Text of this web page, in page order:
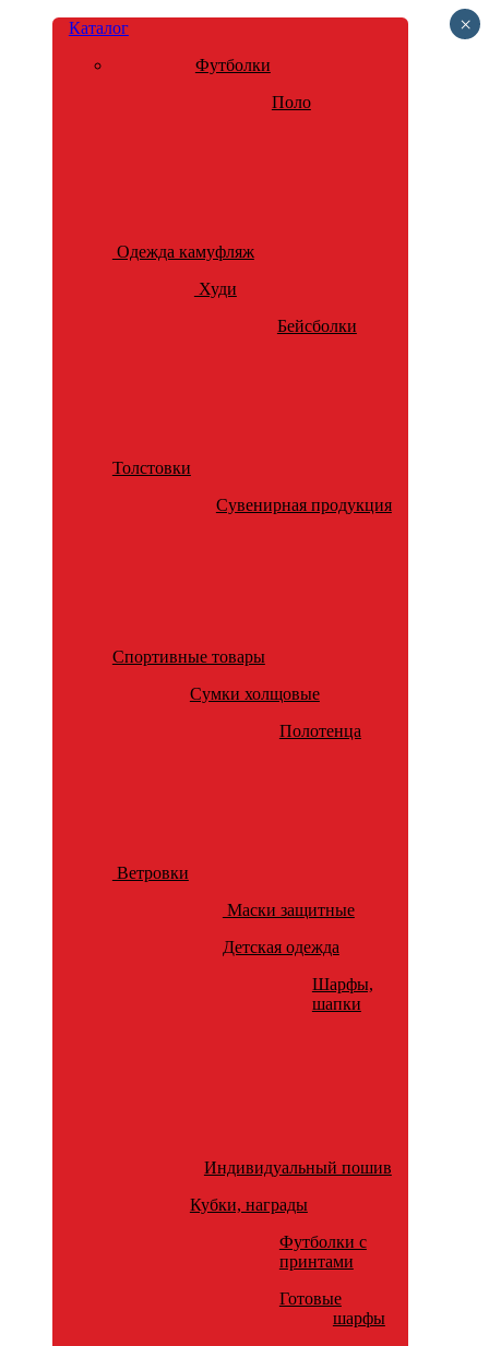
Каталог
Футболки
Поло
Одежда камуфляж
Худи
Бейсболки
Толстовки
Сувенирная продукция
Спортивные товары
Сумки холщовые
Полотенца
Ветровки
Маски защитные
Детская одежда
Шарфы,
шапки
Индивидуальный пошив
Кубки, награды
Футболки с
принтами
Готовые
шарфы
×